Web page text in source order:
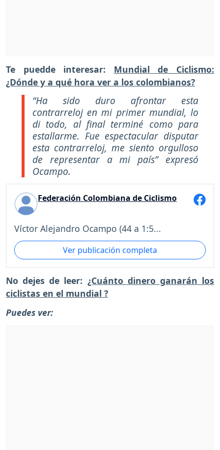
Te puedde interesar: Mundial de Ciclismo:
¿Dónde y a qué hora ver a los colombianos?
“Ha sido duro afrontar esta
contrarreloj en mi primer mundial, lo
di todo, al final terminé como para
estallarme. Fue espectacular disputar
esta contrarreloj, me siento orgulloso
de representar a mi país” expresó
Ocampo.
Federación Colombiana de Ciclismo
Víctor Alejandro Ocampo (44 a 1:5...
Ver publicación completa
No dejes de leer: ¿Cuánto dinero ganarán los
ciclistas en el mundial ?
Puedes ver: